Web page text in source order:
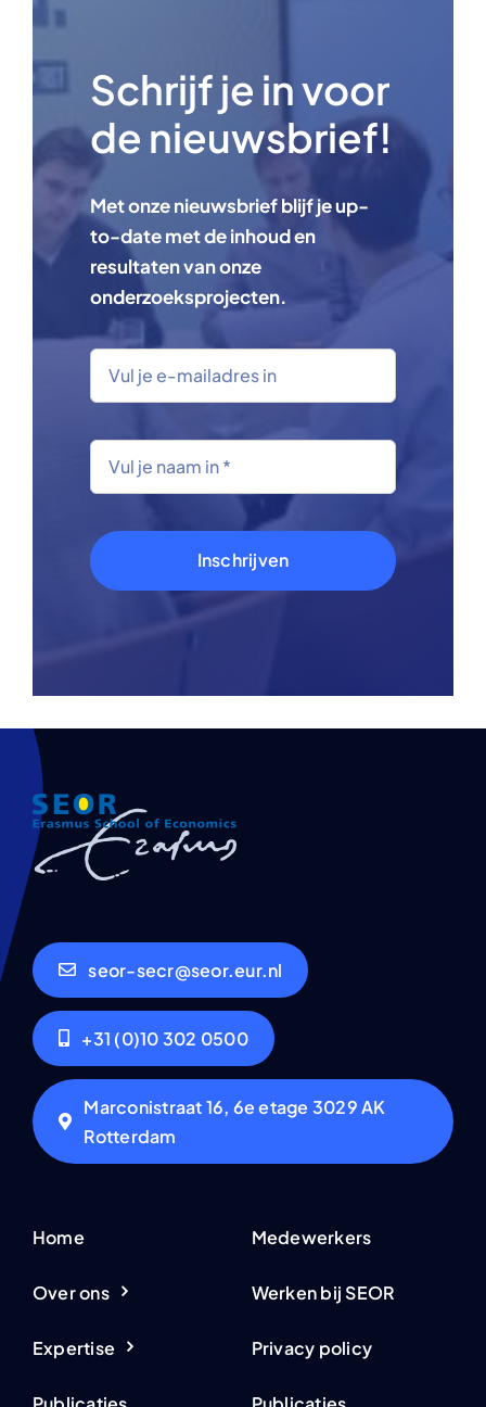
Schrijf je in voor
de nieuwsbrief!
Met onze nieuwsbrief blijf je up-
to-date met de inhoud en
resultaten van onze
onderzoeksprojecten.
Inschrijven
seor-secr@seor.eur.nl
+31 (0)10 302 0500
Marconistraat 16, 6e etage 3029 AK
Rotterdam
Home
Over ons
Expertise
Medewerkers
Werken bij SEOR
Privacy policy